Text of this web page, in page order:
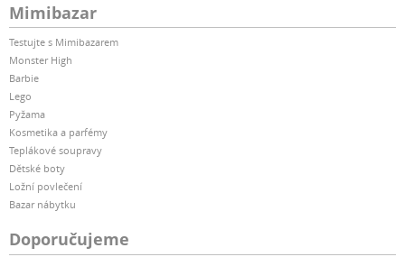
Mimibazar
Testujte s Mimibazarem
Monster High
Barbie
Lego
Pyžama
Kosmetika a parfémy
Teplákové soupravy
Dětské boty
Ložní povlečení
Bazar nábytku
Doporučujeme